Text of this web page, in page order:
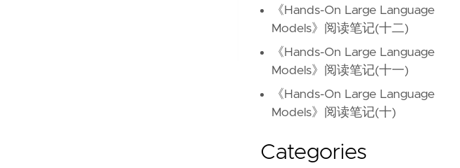
《Hands-On Large Language
Models》阅读笔记(十二)
《Hands-On Large Language
Models》阅读笔记(十一)
《Hands-On Large Language
Models》阅读笔记(十)
Categories